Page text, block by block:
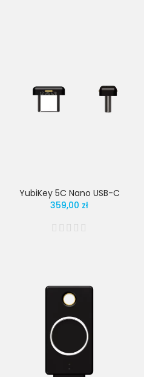
YubiKey 5C Nano USB-C
359,00 zł